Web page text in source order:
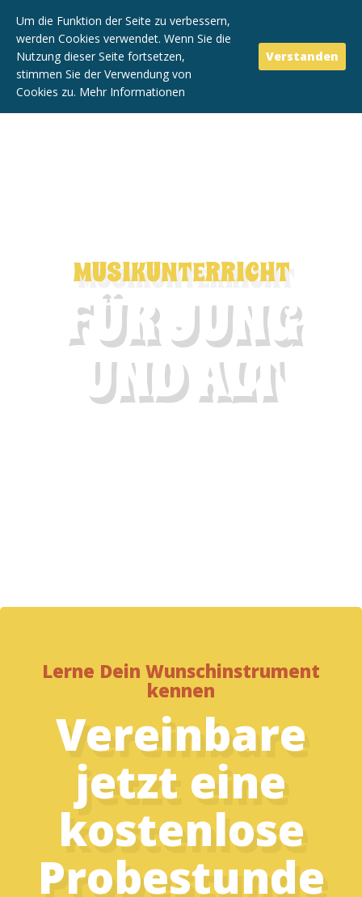
MUSIKUNTERRICHT
FÜR JUNG
UND ALT
Lerne Dein Wunschinstrument
kennen
Vereinbare
jetzt eine
kostenlose
Probestunde
Um die Funktion der Seite zu verbessern,
werden Cookies verwendet. Wenn Sie die
Nutzung dieser Seite fortsetzen,
stimmen Sie der Verwendung von
Cookies zu. Mehr Informationen
Verstanden